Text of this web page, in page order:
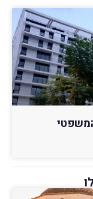
המשפטי